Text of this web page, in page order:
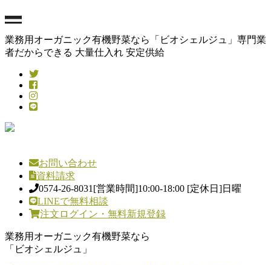
業務用オーガニック有機野菜なら「ビオシェルジュ」専門業
者だからできる 大量仕入れ 安定供給
お問い合わせ
資料請求
0574-26-8031 [営業時間]10:00-18:00 [定休日]日曜
LINEで無料相談
注文ログイン・無料新規登録
業務用オーガニック有機野菜なら
「ビオシェルジュ」